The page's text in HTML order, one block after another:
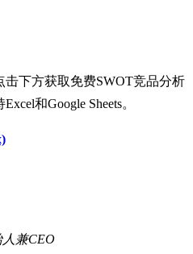
下方获取免费SWOT竞品分析
和Google Sheets。
人兼CEO